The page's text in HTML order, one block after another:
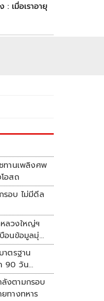
: เมื่อเราอายุ
ทานเพลิงศพ
อสถ
รอบ ไม่มีดีล
ลวงใหญ่ฯ
อนข้อมูลมุ่ง
รเมือง
ตรฐาน
90 วัน
ลังตามกรอบ
ทางทหาร